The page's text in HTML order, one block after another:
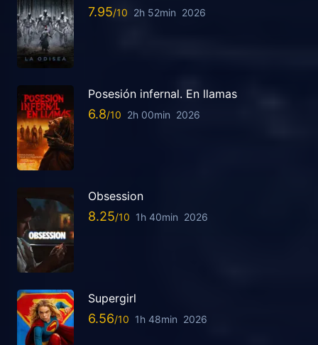
7.95 2h 52min 2026
Posesión infernal. En llamas
6.8 2h 00min 2026
Obsession
8.25 1h 40min 2026
Supergirl
6.56 1h 48min 2026